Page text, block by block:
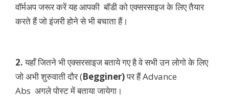
वॉर्मअप जरूर करें यह आपकी बॉडी को एक्सरसाइज के लिए तैयार
करते हैं जो इंजरी होने से भी बचाता हैं।
2.यहाँ जितने भी एक्सरसाइज बताये गए है वे सभी उन लोगो के लिए
जो अभी शुरुवाती दौर (Begginer)पर हैं Advance
Abs अगले पोस्ट में बताया जायेगा।